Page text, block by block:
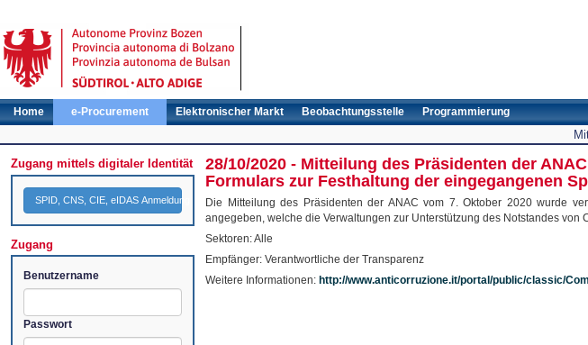
Home e-Procurement Elektronischer Markt Beobachtungsstelle Programmierung
Zugang mittels digitaler Identität
SPID, CNS, CIE, eIDAS Anmeldung
Zugang
Benutzername
Passwort
28/10/2020 - Mitteilung des Präsidenten der
Formulars zur Festhaltung der eingegangenen
Die Mitteilung des Präsidenten der ANAC vom 7. Oktober 2020 wurde
angegeben, welche die Verwaltungen zur Unterstützung des Notstandes von
Sektoren: Alle
Empfänger: Verantwortliche der Transparenz
Weitere Informationen: http://www.anticorruzione.it/portal/public/classic/